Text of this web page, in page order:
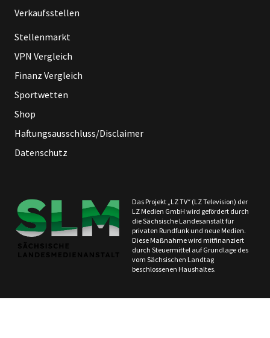
Verkaufsstellen
Stellenmarkt
VPN Vergleich
Finanz Vergleich
Sportwetten
Shop
Haftungsausschluss/Disclaimer
Datenschutz
Das Projekt „LZ TV“ (LZ Television) der
LZ Medien GmbH wird gefördert durch
die Sächsische Landesanstalt für
privaten Rundfunk und neue Medien.
Diese Maßnahme wird mitfinanziert
durch Steuermittel auf Grundlage des
vom Sächsischen Landtag
beschlossenen Haushaltes.